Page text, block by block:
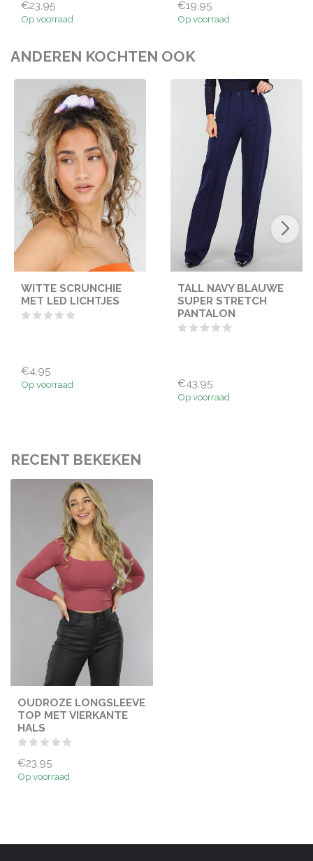
€23,95
Op voorraad
€19,95
Op voorraad
ANDEREN KOCHTEN OOK
WITTE SCRUNCHIE
MET LED LICHTJES
€4,95
Op voorraad
TALL NAVY BLAUWE
SUPER STRETCH
PANTALON
€43,95
Op voorraad
RECENT BEKEKEN
OUDROZE LONGSLEEVE
TOP MET VIERKANTE
HALS
€23,95
Op voorraad